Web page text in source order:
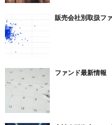
販売会社別取扱フ
ファンド最新情報